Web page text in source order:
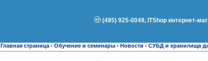
(495) 925-0049, ITShop интернет-
Главная страница - Обучение и семинары - Новости - СУБД и хранилища